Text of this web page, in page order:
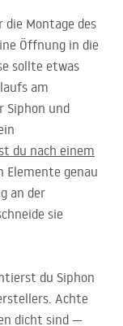
Montage des
Öffnung in die
sollte etwas
am
Siphon und
du nach einem
Elemente genau
an der
sie
du Siphon
Achte
dicht sind —